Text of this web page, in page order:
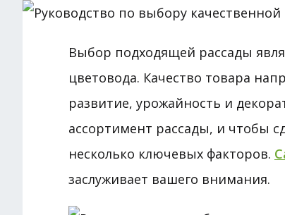
Выбор подходящей рассады
цветовода. Качество товара
развитие, урожайность и
ассортимент рассады, и чтобы
несколько ключевых факторов.
заслуживает вашего внимания.